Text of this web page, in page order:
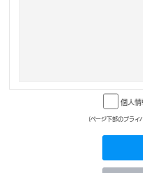
個人情
(ページ下部のプライ